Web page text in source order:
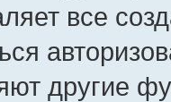
все
другие